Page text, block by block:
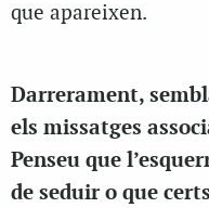
que apareixen.
Darrerament,
els missatges
Penseu que
de seduir o que